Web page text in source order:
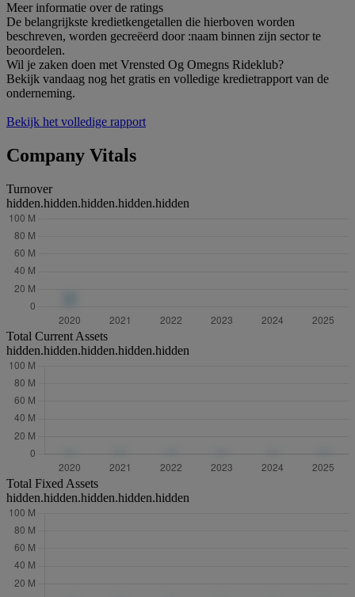
Meer informatie over de ratings
De belangrijkste kredietkengetallen die hierboven worden
beschreven, worden gecreëerd door :naam binnen zijn sector te
beoordelen.
Wil je zaken doen met Vrensted Og Omegns Rideklub?
Bekijk vandaag nog het gratis en volledige kredietrapport van de
onderneming.
Bekijk het volledige rapport
Company Vitals
Turnover
hidden.hidden.hidden.hidden.hidden
Total Current Assets
hidden.hidden.hidden.hidden.hidden
Total Fixed Assets
hidden.hidden.hidden.hidden.hidden